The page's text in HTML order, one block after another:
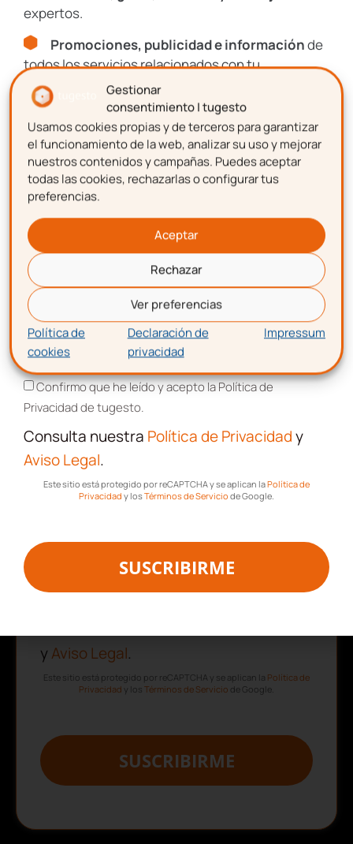
Gestionar
consentimiento | tugesto
Usamos cookies propias y de terceros para garantizar
el funcionamiento de la web, analizar su uso y mejorar
nuestros contenidos y campañas. Puedes aceptar
todas las cookies, rechazarlas o configurar tus
preferencias.
Aceptar
Rechazar
Ver preferencias
Política de
cookies
Declaración de
privacidad
Impressum
Recursos, guías y descuentos
Únete al Club de más de
8.000 gestioners
Suscríbete y forma parte del CLUB DE
EMPRENDEDORES
Artículos, guías, recursos y consejosde
expertos.
Promociones, publicidad e informaciónde
todos los servicios relacionados con tu
emprendimiento.
Apellidos
Correo electrónico
condiciones
Confirmo que he leído y acepto la Política de
y Aviso Legal.
Este sitio está protegido por reCAPTCHA y se aplican la Política de
Privacidad y los Términos de Servicio de Google.
SUSCRIBIRME
expertos.
Promociones, publicidad e informaciónde
todos los servicios relacionados con tu
emprendimiento.
Nombre
Apellidos
Correo electrónico
Aceptación de términos y condiciones
Confirmo que he leído y acepto la Política de
Privacidad de tugesto.
Consulta nuestra Política de Privacidady
Aviso Legal.
Este sitio está protegido por reCAPTCHA y se aplican laPolítica de
Privacidad y losTérminos de Servicio de Google.
SUSCRIBIRME